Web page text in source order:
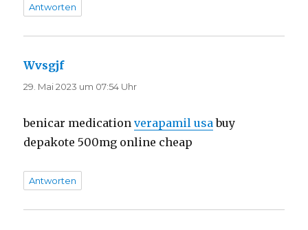
Antworten
Wvsgjfsagt:
29. Mai 2023 um 07:54 Uhr
benicar medicationverapamil usa buy
depakote 500mg online cheap
Antworten